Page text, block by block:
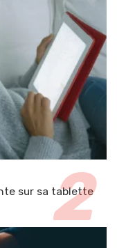
sur sa tablette